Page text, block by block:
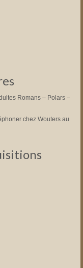
Romans – Polars –
chez Wouters au